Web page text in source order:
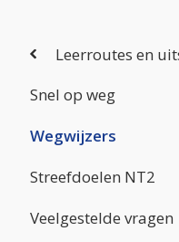
Leerroutes en
Snel op weg
Wegwijzers
Streefdoelen NT2
Veelgestelde vragen